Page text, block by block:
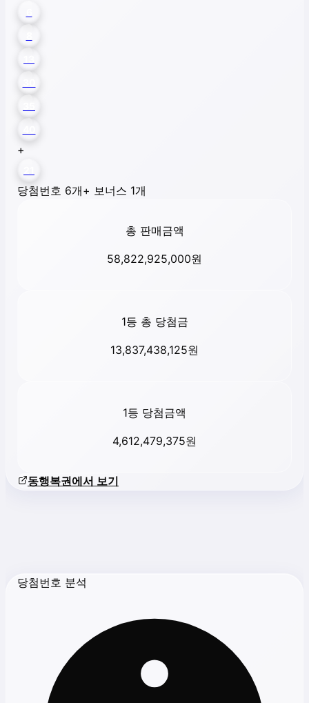
+
당첨번호 6개+ 보너스 1개
총 판매금액
58,822,925,000원
1등 총 당첨금
13,837,438,125원
1등 당첨금액
4,612,479,375원
동행복권에서 보기
당첨번호 분석